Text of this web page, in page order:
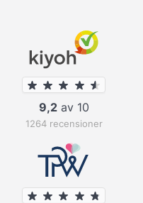
9,2av 10
1264 recensioner